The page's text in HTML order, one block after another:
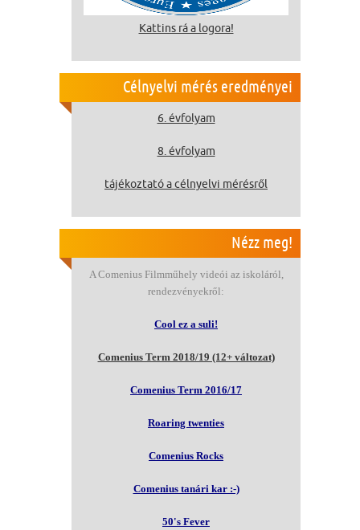
Kattins rá a logora!
Célnyelvi mérés eredményei
6. évfolyam
8. évfolyam
tájékoztató a célnyelvi mérésről
Nézz meg!
A Comenius Filmműhely videói az iskoláról,
rendezvényekről:
Cool ez a suli!
Comenius Term 2018/19 (12+ változat)
Comenius Term 2016/17
Roaring twenties
Comenius Rocks
Comenius tanári kar :-)
50's Fever